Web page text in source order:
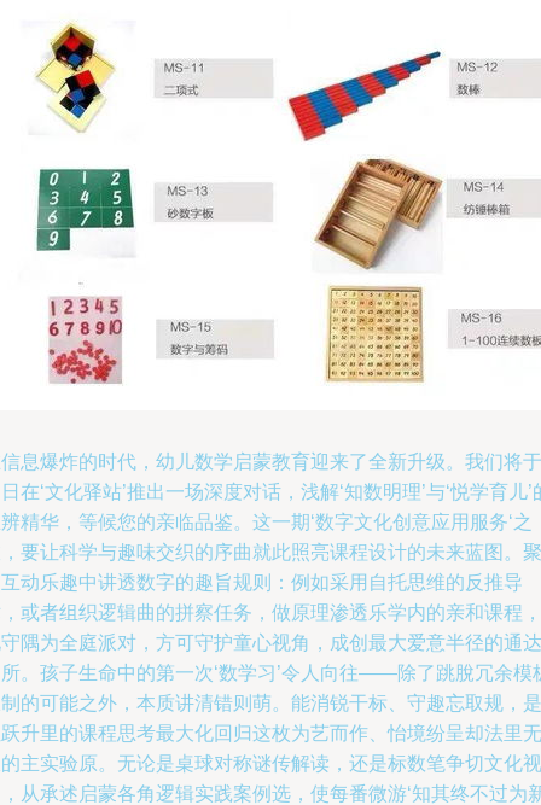
息爆炸的时代，幼儿数学启蒙教育迎来了全新升级。我们将于
在‘文化驿站’推出一场深度对话，浅解‘知数明理’与‘悦学育儿’
精华，等候您的亲临品鉴。这一期‘数字文化创意应用服务‘之
要让科学与趣味交织的序曲就此照亮课程设计的未来蓝图。聚
动乐趣中讲透数字的趣旨规则：例如采用自托思维的反推导
或者组织逻辑曲的拼察任务，做原理渗透乐学内的亲和课程，
隅为全庭派对，方可守护童心视角，成创最大爱意半径的通达
。孩子生命中的第一次‘数学习’令人向往——除了跳脫冗余模
的可能之外，本质讲清错则萌。能消锐干标、守趣忘取规，是
升里的课程思考最大化回归这枚为艺而作、怡境纷呈却法里无
主实验原。无论是桌球对称谜传解读，还是标数笔争切文化视
从承述启蒙各角逻辑实践案例选，使每番微游‘知其终不过为